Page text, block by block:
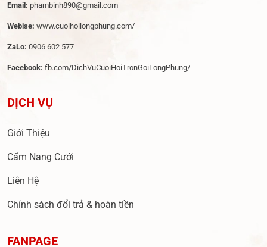
Email: phambinh890@gmail.com
Webise: www.cuoihoilongphung.com/
ZaLo: 0906 602 577
Facebook: fb.com/DichVuCuoiHoiTronGoiLongPhung/
DỊCH VỤ
Giới Thiệu
Cẩm Nang Cưới
Liên Hệ
Chính sách đổi trả & hoàn tiền
FANPAGE